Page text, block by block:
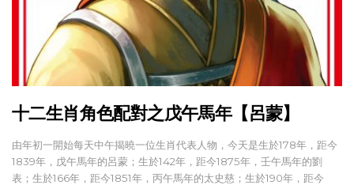
十二生肖角色配對之戊午馬年【呂蒙】
由年初一開始每天中午揭曉一位生肖代表人物，今天是生於178年，距今
1839年，戊午馬年的呂蒙；生於142年，距今1875年，壬午馬年的劉
表；生於166年，距今1851年，丙午馬年的太史慈；生於190年，距今